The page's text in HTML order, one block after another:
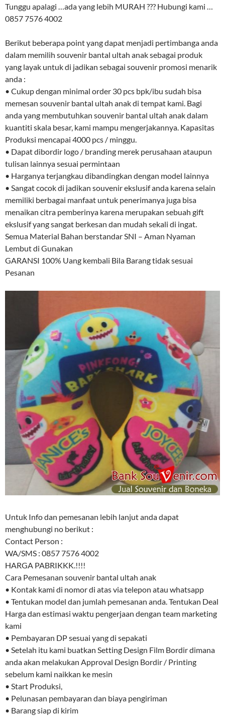
Tunggu apalagi …ada yang lebih MURAH ??? Hubungi kami …
0857 7576 4002
Berikut beberapa point yang dapat menjadi pertimbanga anda
dalam memilih souvenir bantal ultah anak sebagai produk
yang layak untuk di jadikan sebagai souvenir promosi menarik
anda :
• Cukup dengan minimal order 30 pcs bpk/ibu sudah bisa
memesan souvenir bantal ultah anak di tempat kami. Bagi
anda yang membutuhkan souvenir bantal ultah anak dalam
kuantiti skala besar, kami mampu mengerjakannya. Kapasitas
Produksi mencapai 4000 pcs / minggu.
• Dapat dibordir logo / branding merek perusahaan ataupun
tulisan lainnya sesuai permintaan
• Harganya terjangkau dibandingkan dengan model lainnya
• Sangat cocok di jadikan souvenir ekslusif anda karena selain
memiliki berbagai manfaat untuk penerimanya juga bisa
menaikan citra pemberinya karena merupakan sebuah gift
ekslusif yang sangat berkesan dan mudah sekali di ingat.
Semua Material Bahan berstandar SNI – Aman Nyaman
Lembut di Gunakan
GARANSI 100% Uang kembali Bila Barang tidak sesuai
Pesanan
Untuk Info dan pemesanan lebih lanjut anda dapat
menghubungi no berikut :
Contact Person :
WA/SMS : 0857 7576 4002
HARGA PABRIKKK.!!!!
Cara Pemesanan souvenir bantal ultah anak
• Kontak kami di nomor di atas via telepon atau whatsapp
• Tentukan model dan jumlah pemesanan anda. Tentukan Deal
Harga dan estimasi waktu pengerjaan dengan team marketing
kami
• Pembayaran DP sesuai yang di sepakati
• Setelah itu kami buatkan Setting Design Film Bordir dimana
anda akan melakukan Approval Design Bordir / Printing
sebelum kami naikkan ke mesin
• Start Produksi,
• Pelunasan pembayaran dan biaya pengiriman
• Barang siap di kirim